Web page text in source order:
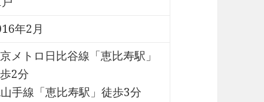
年2月
メトロ日比谷線「恵比寿駅」
2分
手線「恵比寿駅」徒歩3分